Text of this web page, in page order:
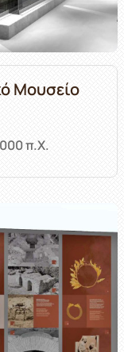
Μουσείο
π.Χ.